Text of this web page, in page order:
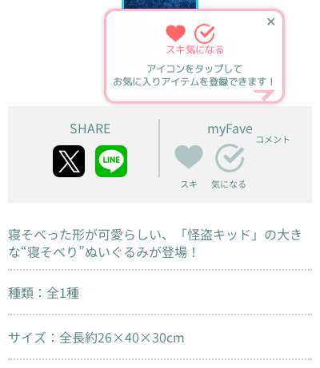
✕
スキ気になる
アイコンをタップして
お気に入りアイテムを登録できます！
SHARE myFave
スキ 気になる
コメント
寝そべった形が可愛らしい、「怪盗キッド」の大き
な“寝そべり”ぬいぐるみが登場！
種類：全1種
サイズ：全長約26×40×30cm